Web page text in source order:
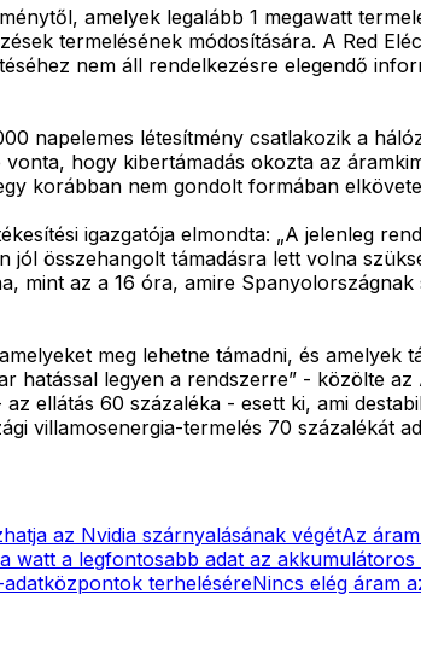
amelyek legalább 1 megawatt
termelésének módosítására. A Red
nem áll rendelkezésre elegendő
napelemes létesítmény csatlakozik a
hogy kibertámadás okozta az
korábban nem gondolt formában
igazgatója elmondta: „A jelenleg
összehangolt támadásra lett volna
mint az a 16 óra, amire
meg lehetne támadni, és
hatással legyen a rendszerre” - közölte
ellátás 60 százaléka - esett ki, ami
villamosenergia-termelés 70 százalékát
az Nvidia szárnyalásának végétAz
watt a legfontosabb adat az akkumulátoros
terheléséreNincs elég áram